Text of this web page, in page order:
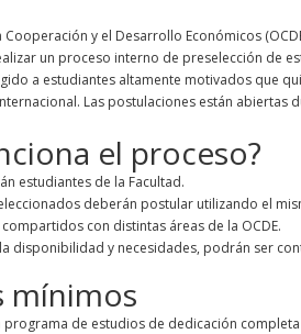
Cooperación y el Desarrollo Económicos
un proceso interno de preselección de
a estudiantes altamente motivados que
Las postulaciones están
el proceso?
estudiantes de la Facultad.
deberán postular utilizando el
con distintas áreas de la OCDE.
disponibilidad y necesidades, podrán ser
mínimos
programa de estudios de dedicación